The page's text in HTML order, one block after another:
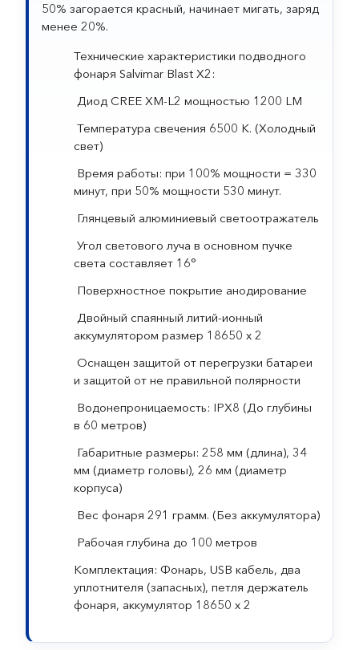
50% загорается красный, начинает мигать, заряд
менее 20%.
Технические характеристики подводного
фонаря Salvimar Blast X2:
Диод CREE XM-L2 мощностью 1200 LM
Температура свечения 6500 К. (Холодный
свет)
Время работы: при 100% мощности = 330
минут, при 50% мощности 530 минут.
Глянцевый алюминиевый светоотражатель
Угол светового луча в основном пучке
света составляет 16°
Поверхностное покрытие анодирование
Двойный спаянный литий-ионный
аккумулятором размер 18650 х 2
Оснащен защитой от перегрузки батареи
и защитой от не правильной полярности
Водонепроницаемость: IPX8 (До глубины
в 60 метров)
Габаритные размеры: 258 мм (длина), 34
мм (диаметр головы), 26 мм (диаметр
корпуса)
Вес фонаря 291 грамм. (Без аккумулятора)
Рабочая глубина до 100 метров
Комплектация: Фонарь, USB кабель, два
уплотнителя (запасных), петля держатель
фонаря, аккумулятор 18650 х 2